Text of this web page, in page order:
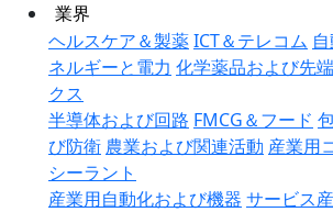
業界
ヘルスケア＆製薬ICT＆テレコム
ネルギーと電力 化学薬品および先
クス
半導体および回路 FMCG＆フード
び防衛 農業および関連活動 産業用
シーラント
産業用自動化および機器 サービス